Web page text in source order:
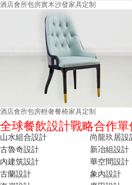
酒店會所包房實木沙發家具定制
酒店會所包房輕奢餐椅家具定制
全球餐飲設計戰略合作單
山水組合設計 尚龍玖居設
古魯奇設計
新冶組設計
內建筑設計
華空間設計
古蘭設計
象內設計